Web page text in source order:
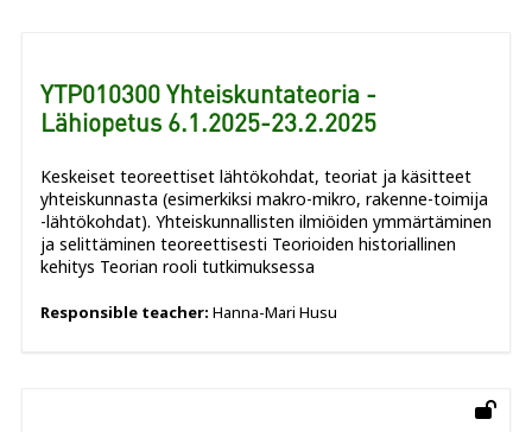
YTP010300 Yhteiskuntateoria -
Lähiopetus 6.1.2025-23.2.2025
Keskeiset teoreettiset lähtökohdat, teoriat ja käsitteet
yhteiskunnasta (esimerkiksi makro-mikro, rakenne-toimija
-lähtökohdat). Yhteiskunnallisten ilmiöiden ymmärtäminen
ja selittäminen teoreettisesti Teorioiden historiallinen
kehitys Teorian rooli tutkimuksessa
Responsible teacher: Hanna-Mari Husu